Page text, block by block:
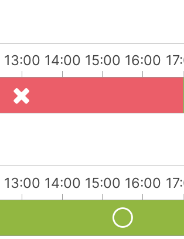
13:00 14:00 15:00 16:00
13:00 14:00 15:00 16:00